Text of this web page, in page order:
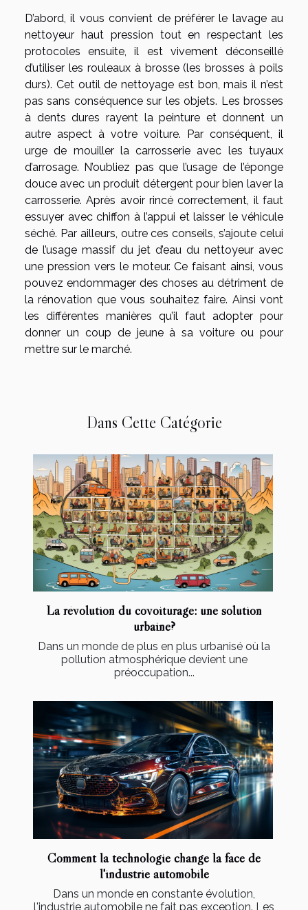
D’abord, il vous convient de préférer le lavage au
nettoyeur haut pression tout en respectant les
protocoles ensuite, il est vivement déconseillé
d’utiliser les rouleaux à brosse (les brosses à poils
durs). Cet outil de nettoyage est bon, mais il n’est
pas sans conséquence sur les objets. Les brosses
à dents dures rayent la peinture et donnent un
autre aspect à votre voiture. Par conséquent, il
urge de mouiller la carrosserie avec les tuyaux
d’arrosage. N’oubliez pas que l’usage de l’éponge
douce avec un produit détergent pour bien laver la
carrosserie. Après avoir rincé correctement, il faut
essuyer avec chiffon à l’appui et laisser le véhicule
séché. Par ailleurs, outre ces conseils, s’ajoute celui
de l’usage massif du jet d’eau du nettoyeur avec
une pression vers le moteur. Ce faisant ainsi, vous
pouvez endommager des choses au détriment de
la rénovation que vous souhaitez faire. Ainsi vont
les différentes manières qu’il faut adopter pour
donner un coup de jeune à sa voiture ou pour
mettre sur le marché.
Dans Cette Catégorie
La révolution du covoiturage: une solution
urbaine?
Dans un monde de plus en plus urbanisé où la
pollution atmosphérique devient une
préoccupation...
Comment la technologie change la face de
l'industrie automobile
Dans un monde en constante évolution,
l'industrie automobile ne fait pas exception. Les